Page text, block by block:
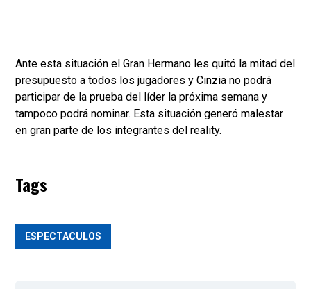
Ante esta situación el Gran Hermano les quitó la mitad del
presupuesto a todos los jugadores y Cinzia no podrá
participar de la prueba del líder la próxima semana y
tampoco podrá nominar. Esta situación generó malestar
en gran parte de los integrantes del reality.
Tags
ESPECTACULOS